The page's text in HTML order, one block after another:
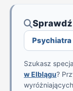
Psychiatra
Szukasz
w Elblągu?